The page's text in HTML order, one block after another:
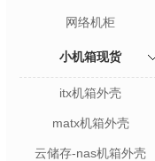
网络机柜
小机箱现货
itx机箱外壳
matx机箱外壳
云储存-nas机箱外壳